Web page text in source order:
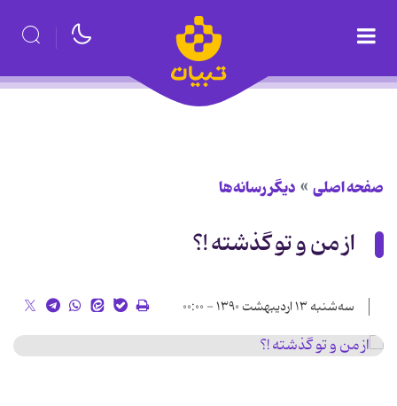
صفحه اصلی دیگر رسانه‌ها
از من و تو گذشته !؟
سه‌شنبه ۱۳ اردیبهشت ۱۳۹۰ - ۰۰:۰۰